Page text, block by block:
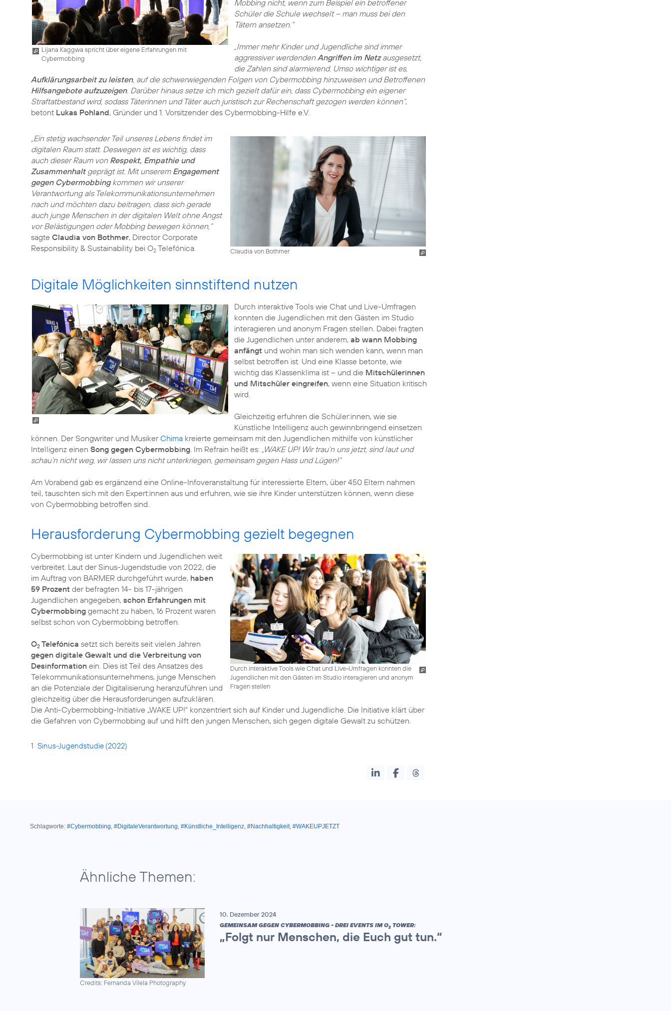
Lijana Kaggwa spricht über eigene Erfahrungen mit
Cybermobbing
Mobbing nicht, wenn zum Beispiel ein betroffener
Schüler die Schule wechselt – man muss bei den
Tätern ansetzen.“
„Immer mehr Kinder und Jugendliche sind immer
aggressiver werdendenAngriffen im Netzausgesetzt,
die Zahlen sind alarmierend. Umso wichtiger ist es,
Aufklärungsarbeit zu leisten, auf die schwerwiegenden Folgen von Cybermobbing hinzuweisen und Betroffenen
Hilfsangebote aufzuzeigen. Darüber hinaus setze ich mich gezielt dafür ein, dass Cybermobbing ein eigener
Straftatbestand wird, sodass Täterinnen und Täter auch juristisch zur Rechenschaft gezogen werden können“,
betont Lukas Pohland, Gründer und 1. Vorsitzender des Cybermobbing-Hilfe e.V.
Claudia von Bothmer
„Ein stetig wachsender Teil unseres Lebens findet im
digitalen Raum statt. Deswegen ist es wichtig, dass
auch dieser Raum von Respekt, Empathie und
Zusammenhaltgeprägt ist. Mit unserem Engagement
gegen Cybermobbingkommen wir unserer
Verantwortung als Telekommunikationsunternehmen
nach und möchten dazu beitragen, dass sich gerade
auch junge Menschen in der digitalen Welt ohne Angst
vor Belästigungen oder Mobbing bewegen können,“
sagte Claudia von Bothmer, Director Corporate
Responsibility & Sustainability bei O2 Telefónica.
Digitale Möglichkeiten sinnstiftend nutzen
Durch interaktive Tools wie Chat und Live-Umfragen
konnten die Jugendlichen mit den Gästen im Studio
interagieren und anonym Fragen stellen. Dabei fragten
die Jugendlichen unter anderem, ab wann Mobbing
anfängt und wohin man sich wenden kann, wenn man
selbst betroffen ist. Und eine Klasse betonte, wie
wichtig das Klassenklima ist – und die Mitschülerinnen
und Mitschüler eingreifen, wenn eine Situation kritisch
wird.
Gleichzeitig erfuhren die Schüler:innen, wie sie
Künstliche Intelligenz auch gewinnbringend einsetzen
können. Der Songwriter und MusikerChima kreierte gemeinsam mit den Jugendlichen mithilfe von künstlicher
Intelligenz einen Song gegen Cybermobbing . Im Refrain heißt es: „WAKE UP! Wir trau’n uns jetzt, sind laut und
schau’n nicht weg, wir lassen uns nicht unterkriegen, gemeinsam gegen Hass und Lügen!“
Am Vorabend gab es ergänzend eine Online-Infoveranstaltung für interessierte Eltern, über 450 Eltern nahmen
teil, tauschten sich mit den Expert:innen aus und erfuhren, wie sie ihre Kinder unterstützen können, wenn diese
von Cybermobbing betroffen sind.
Herausforderung Cybermobbing gezielt begegnen
Durch interaktive Tools wie Chat und Live-Umfragen konnten die
Jugendlichen mit den Gästen im Studio interagieren und anonym
Fragen stellen
Cybermobbing ist unter Kindern und Jugendlichen weit
verbreitet. Laut der Sinus-Jugendstudie von 2022, die
im Auftrag von BARMER durchgeführt wurde, haben
59 Prozent der befragten 14- bis 17-jährigen
Jugendlichen angegeben, schon Erfahrungen mit
Cybermobbing gemacht zu haben, 16 Prozent waren
selbst schon von Cybermobbing betroffen.
O2 Telefónica setzt sich bereits seit vielen Jahren
gegen digitale Gewalt und die Verbreitung von
Desinformation ein. Dies ist Teil des Ansatzes des
Telekommunikations­unternehmens, junge Menschen
an die Potenziale der Digitalisierung heranzuführen und
gleichzeitig über die Herausforderungen aufzuklären.
Die Anti-Cybermobbing-Initiative „WAKE UP!“ konzentriert sich auf Kinder und Jugendliche. Die Initiative klärt über
die Gefahren von Cybermobbing auf und hilft den jungen Menschen, sich gegen digitale Gewalt zu schützen.
1 Sinus-Jugendstudie (2022)
Schlagworte: #Cybermobbing #DigitaleVerantwortung #Künstliche_Intelligenz #Nachhaltigkeit, #WAKEUPJETZT
Ähnliche Themen:
Credits: Fernanda Vilela Photography
10. Dezember 2024
GEMEINSAM GEGEN CYBERMOBBING - DREI EVENTS IM O2 TOWER:
„Folgt nur Menschen, die Euch gut tun.“